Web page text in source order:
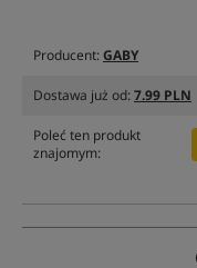
Producent:GABY
Dostawa już od:7.99 PLN
Poleć ten produkt
znajomym: